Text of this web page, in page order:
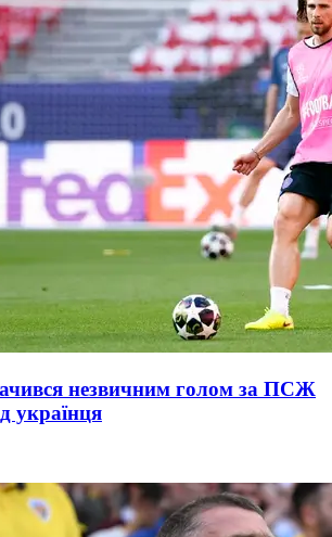
незвичним голом за ПСЖ
українця